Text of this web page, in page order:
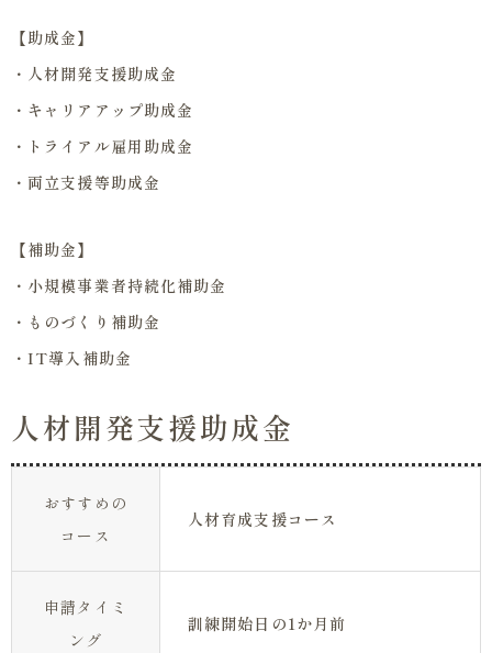
【助成金】
・人材開発支援助成金
・キャリアアップ助成金
・トライアル雇用助成金
・両立支援等助成金
【補助金】
・小規模事業者持続化補助金
・ものづくり補助金
・IT導入補助金
人材開発支援助成金
おすすめの
コース
人材育成支援コース
申請タイミ
ング
訓練開始日の1か月前